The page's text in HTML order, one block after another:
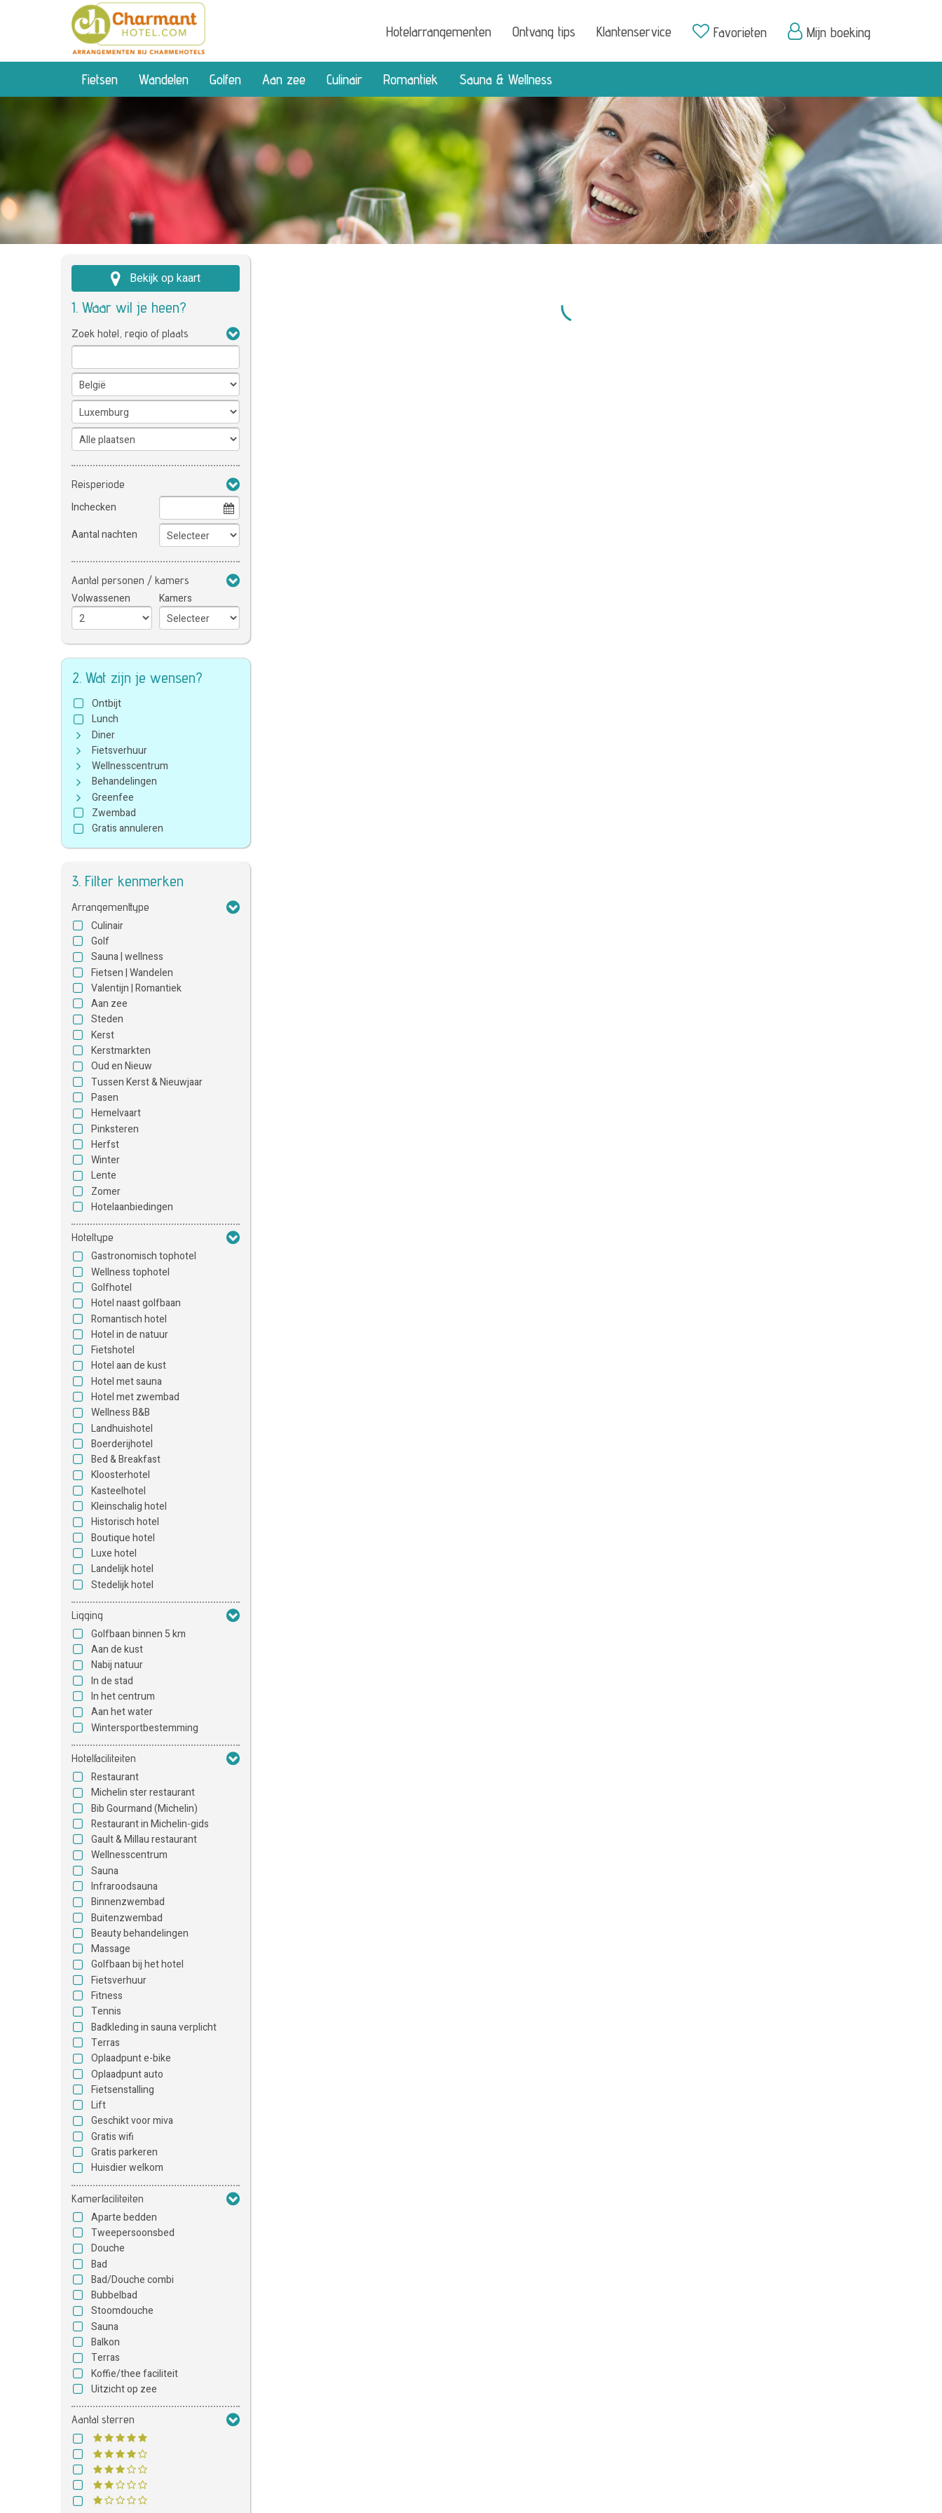
Hotelarrangementen Ontvang tips Klantenservice Favorieten Mijn boeking
Fietsen Wandelen Golfen Aan zee Culinair Romantiek Sauna & Wellness
Bekijk op kaart
1. Waar wil je heen?
Zoek hotel, regio of plaats
Reisperiode
Inchecken
Aantal nachten
Aantal personen / kamers
Volwassenen Kamers
2. Wat zijn je wensen?
Ontbijt
Lunch
Diner
Fietsverhuur
Wellnesscentrum
Behandelingen
Greenfee
Zwembad
Gratis annuleren
3. Filter kenmerken
Arrangementtype
Culinair
Golf
Sauna | wellness
Fietsen | Wandelen
Valentijn | Romantiek
Aan zee
Steden
Kerst
Kerstmarkten
Oud en Nieuw
Tussen Kerst & Nieuwjaar
Pasen
Hemelvaart
Pinksteren
Herfst
Winter
Lente
Zomer
Hotelaanbiedingen
Hoteltype
Gastronomisch tophotel
Wellness tophotel
Golfhotel
Hotel naast golfbaan
Romantisch hotel
Hotel in de natuur
Fietshotel
Hotel aan de kust
Hotel met sauna
Hotel met zwembad
Wellness B&B
Landhuishotel
Boerderijhotel
Bed & Breakfast
Kloosterhotel
Kasteelhotel
Kleinschalig hotel
Historisch hotel
Boutique hotel
Luxe hotel
Landelijk hotel
Stedelijk hotel
Ligging
Golfbaan binnen 5 km
Aan de kust
Nabij natuur
In de stad
In het centrum
Aan het water
Wintersportbestemming
Hotelfaciliteiten
Restaurant
Michelin ster restaurant
Bib Gourmand (Michelin)
Restaurant in Michelin-gids
Gault & Millau restaurant
Wellnesscentrum
Sauna
Infraroodsauna
Binnenzwembad
Buitenzwembad
Beauty behandelingen
Massage
Golfbaan bij het hotel
Fietsverhuur
Fitness
Tennis
Badkleding in sauna verplicht
Terras
Oplaadpunt e-bike
Oplaadpunt auto
Fietsenstalling
Lift
Geschikt voor miva
Gratis wifi
Gratis parkeren
Huisdier welkom
Kamerfaciliteiten
Aparte bedden
Tweepersoonsbed
Douche
Bad
Bad/Douche combi
Bubbelbad
Stoomdouche
Sauna
Balkon
Terras
Koffie/thee faciliteit
Uitzicht op zee
Aantal sterren